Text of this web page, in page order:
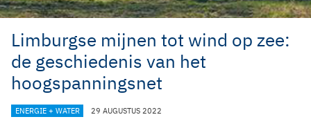
Limburgse mijnen tot wind op zee:
de geschiedenis van het
hoogspanningsnet
CATEGORIEËN
ENERGIE + WATER 29 AUGUSTUS 2022